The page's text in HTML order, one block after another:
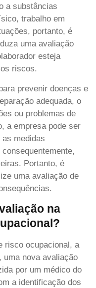
a substâncias
trabalho em
portanto, é
uma avaliação
esteja
riscos.
prevenir doenças e
adequada, o
ou problemas de
a empresa pode ser
medidas
Portanto, é
uma avaliação de
na
risco ocupacional, a
uma nova avaliação
por um médico do
a identificação dos